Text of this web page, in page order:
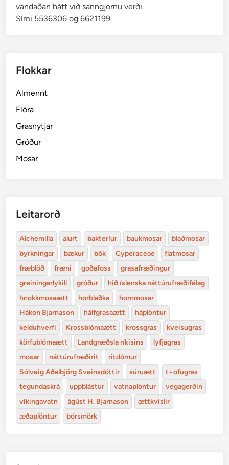
r
o
vandaðan hátt við sanngjörnu verði.
Sími 5536306 og 6621199.
Flokkar
Almennt
Flóra
Grasnytjar
Gróður
Mosar
Leitarorð
Alchemilla alurt bakteríur baukmosar
blaðmosar
byrkningar
bækur bók Cyperaceae
flatmosar
fræblöð
fræni goðafoss
grasafræðingur
greiningarlykill
gróður
hið íslenska náttúrufræðifélag
hnokkmosaætt
horblaðka
hornmosar
Hákon Bjarnason
hálfgrasaætt
háplöntur
kelduhverfi
Krossblómaætt krossgras
kveisugras
körfublómaætt
Landgræðsla ríkisins
lyfjagras
mosar
náttúrufræðirit
ritdómur
Sólveig Aðalbjörg Sveinsdóttir
súruætt
t+ofugras
tegundaskrá
uppblástur vatnaplöntur
vegagerðin
víkingavatn
ágúst H. Bjarnason
ættkvíslir
æðaplöntur
þórsmörk